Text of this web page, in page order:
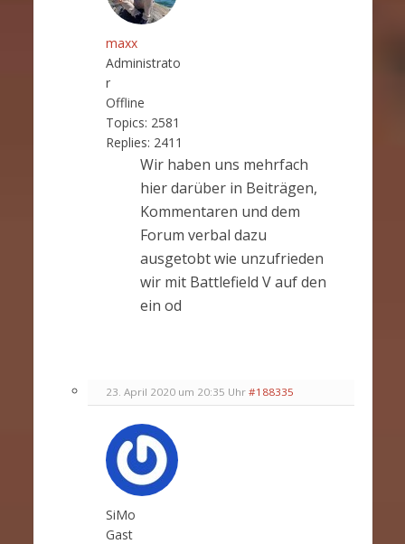
maxx
Administrato
r
Offline
Topics: 2581
Replies: 2411
Wir haben uns mehrfach
hier darüber in Beiträgen,
Kommentaren und dem
Forum verbal dazu
ausgetobt wie unzufrieden
wir mit Battlefield V auf den
ein od
23. April 2020 um 20:35 Uhr #188335
SiMo
Gast